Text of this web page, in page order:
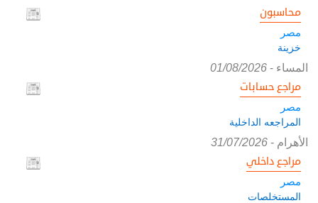
محاسبون
مصر
خزينة
المساء -
01/08/2026
مراجع حسابات
مصر
المراجعه الداخلية
الأهرام -
31/07/2026
مراجع داخلي
مصر
المستخلصات